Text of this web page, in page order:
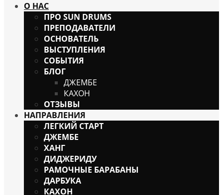
О НАС
ПРО SUN DRUMS
ПРЕПОДАВАТЕЛИ
ОСНОВАТЕЛЬ
ВЫСТУПЛЕНИЯ
СОБЫТИЯ
БЛОГ
ДЖЕМБЕ
КАХОН
ОТЗЫВЫ
НАПРАВЛЕНИЯ
ЛЕГКИЙ СТАРТ
ДЖЕМБЕ
ХАНГ
ДИДЖЕРИДУ
РАМОЧНЫЕ БАРАБАНЫ
ДАРБУКА
КАХОН